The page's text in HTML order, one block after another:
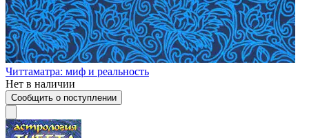
Читтаматра: миф и реальность
Нет в наличии
Сообщить о поступлении